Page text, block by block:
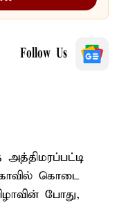
Follow Us
அத்திமரப்பட்டி
கொடை
போது,